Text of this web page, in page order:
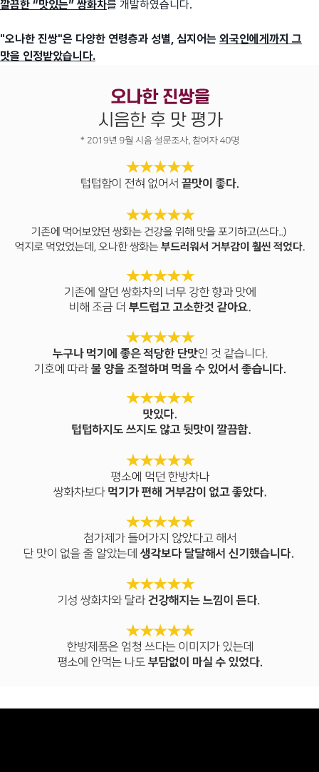
깔끔한 “맛있는” 쌍화차를 개발하였습니다.
"오나한 진쌍"은 다양한 연령층과 성별, 심지어는 외국인에게까지 그
맛을 인정받았습니다.